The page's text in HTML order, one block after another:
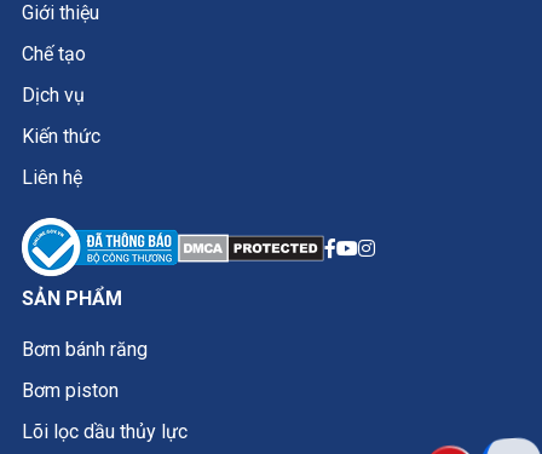
Giới thiệu
Chế tạo
Dịch vụ
Kiến thức
Liên hệ
SẢN PHẨM
Bơm bánh răng
Bơm piston
Lõi lọc dầu thủy lực